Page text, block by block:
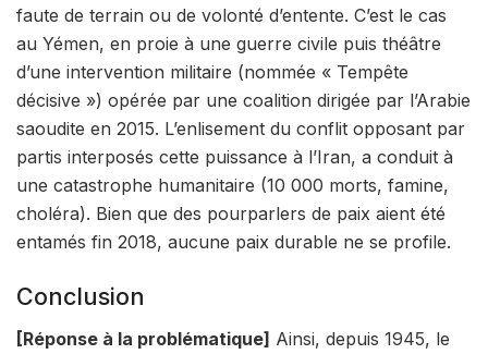
faute de terrain ou de volonté d’entente. C’est le cas
au Yémen, en proie à une guerre civile puis théâtre
d’une intervention militaire (nommée « Tempête
décisive ») opérée par une coalition dirigée par l’Arabie
saoudite en 2015. L’enlisement du conflit opposant par
partis interposés cette puissance à l’Iran, a conduit à
une catastrophe humanitaire (10 000 morts, famine,
choléra). Bien que des pourparlers de paix aient été
entamés fin 2018, aucune paix durable ne se profile.
Conclusion
[Réponse à la problématique] Ainsi, depuis 1945, le